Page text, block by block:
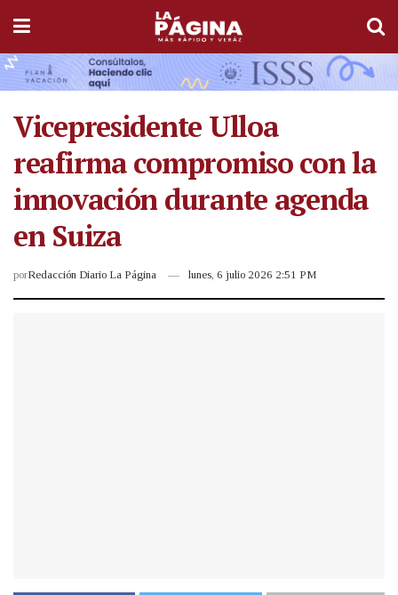
Vicepresidente Ulloa
reafirma compromiso con la
innovación durante agenda
en Suiza
porRedacción Diario La Página lunes, 6 julio 2026 2:51 PM